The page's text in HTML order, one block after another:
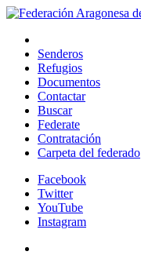
Senderos
Refugios
Documentos
Contactar
Buscar
Federate
Contratación
Carpeta del federado
Facebook
Twitter
YouTube
Instagram